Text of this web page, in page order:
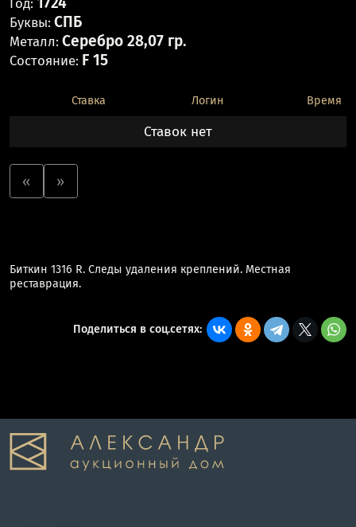
Буквы: СПБ
Металл: Серебро 28,07 гр.
Состояние: F 15
Ставка Логин Время
Ставок нет
« »
Биткин 1316 R. Следы удаления креплений. Местная
реставрация.
Поделиться в соц.сетях: